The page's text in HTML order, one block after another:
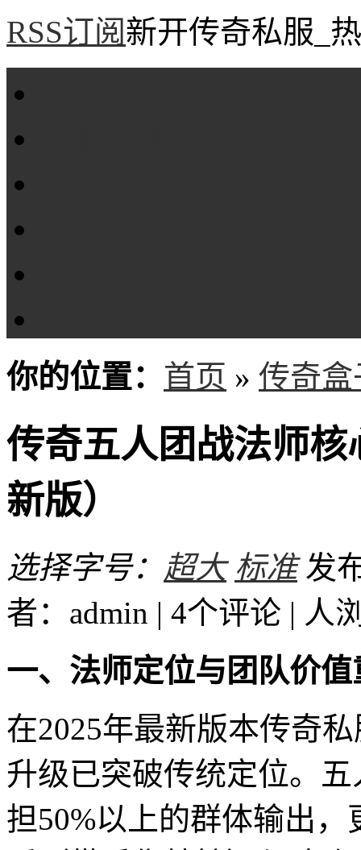
RSS订阅新开传奇私服_
你的位置： 首页 » 传奇盒
传奇五人团战法师核
新版）
选择字号： 超大 标准 发
者：admin | 4个评论 | 人
一、法师定位与团队价值
在2025年最新版本传奇
升级已突破传统定位。
担50%以上的群体输出